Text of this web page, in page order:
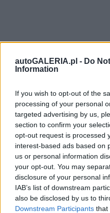
autoGALERIA.pl - Do
Information
If you wish to opt-out of the
processing of your personal
targeted advertising by us,
section to confirm your
opt-out request is processed
interest-based ads based on
us or personal information
your opt-out. You may
disclosure of your personal
IAB’s list of downstream
also be disclosed by us to
Downstream Participants that